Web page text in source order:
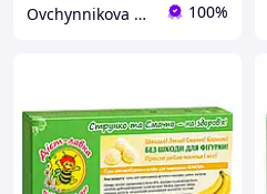
Ovchynnikova Shop интернет-магазин товаров для кондитеров 100%